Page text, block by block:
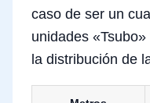
caso de ser un
unidades
la distribución de